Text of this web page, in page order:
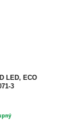
LED, ECO
3